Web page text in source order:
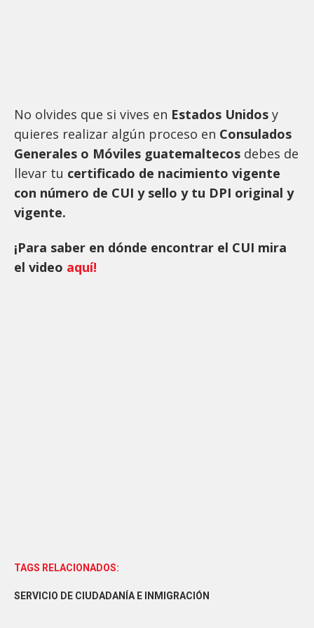
No olvides que si vives en Estados Unidos y
quieres realizar algún proceso en Consulados
Generales o Móviles guatemaltecos debes de
llevar tu certificado de nacimiento vigente
con número de CUI y sello y tu DPI original y
vigente.
¡Para saber en dónde encontrar el CUI mira
el video aquí!
TAGS RELACIONADOS:
SERVICIO DE CIUDADANÍA E INMIGRACIÓN